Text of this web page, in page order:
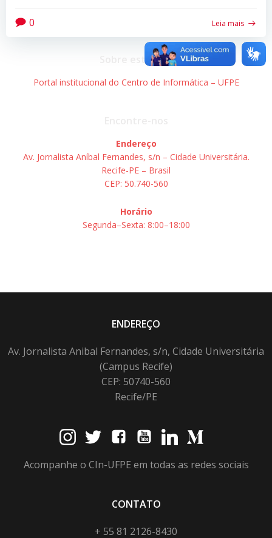
0 Leia mais
Sobre este site
Portal institucional do Centro de Informática – UFPE
Endereço
Av. Jornalista Aníbal Fernandes, s/n – Cidade Universitária.
Recife-PE – Brasil
CEP: 50.740-560
Horário
Segunda–Sexta: 8:00–18:00
ENDEREÇO
Av. Jornalista Anibal Fernandes, s/n, Cidade Universitária
(Campus Recife)
CEP: 50740-560
Recife/PE
Acompanhe o CIn-UFPE em todas as redes sociais
CONTATO
+ 55 81 2126-8430